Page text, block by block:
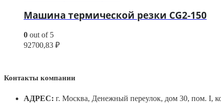
Машина термической резки CG2-150
0 out of 5
92700,83 ₽
Контакты компании
АДРЕС: г. Москва, Денежный переулок, дом 30, пом. I,